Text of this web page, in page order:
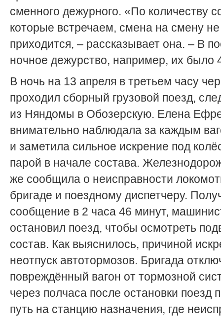
сменного дежурного. «По количеству
которые встречаем, смена на смену не
приходится, – рассказывает она. – В
ночное дежурство, например, их было
В ночь на 13 апреля в третьем часу
проходил сборный грузовой поезд,
из Няндомы в Обозерскую. Елена
внимательно наблюдала за каждым
и заметила сильное искрение под
парой в начале состава.
же сообщила о неисправности
бригаде и поездному диспетчеру.
сообщение в 2 часа 46 минут,
остановил поезд, чтобы осмотреть
состав. Как выяснилось, причиной
неотпуск автотормозов. Бригада
повреждённый вагон от тормозной
через полчаса после остановки поезд
путь на станцию назначения, где